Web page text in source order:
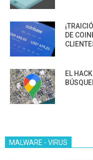
DE
EL
MALWARE - VIRUS